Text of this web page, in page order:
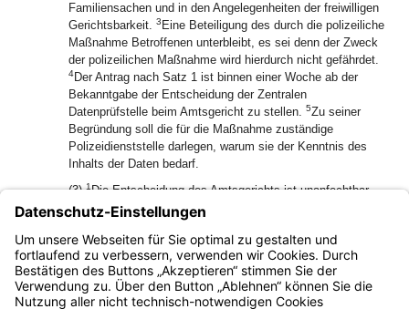
Familiensachen und in den Angelegenheiten der freiwilligen
Gerichtsbarkeit. 3 Eine Beteiligung des durch die polizeiliche
Maßnahme Betroffenen unterbleibt, es sei denn der Zweck
der polizeilichen Maßnahme wird hierdurch nicht gefährdet.
4Der Antrag nach Satz 1 ist binnen einer Woche ab der
Bekanntgabe der Entscheidung der Zentralen
Datenprüfstelle beim Amtsgericht zu stellen. 5Zu seiner
Begründung soll die für die Maßnahme zuständige
Polizeidienststelle darlegen, warum sie der Kenntnis des
Inhalts der Daten bedarf.
(3)1Die Entscheidung des Amtsgerichts ist unanfechtbar.
2Gibt das Amtsgericht die Daten nicht für die Verarbeitung
durch die Polizei frei, soll die Entscheidung den Inhalt der
Daten nur offenlegen, soweit dies für die Abgrenzung der
vorzunehmenden Löschung erforderlich ist.